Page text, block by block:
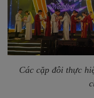
Các cặp đôi thực